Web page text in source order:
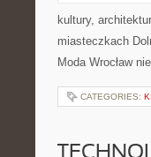
kultury,
miasteczkach
Moda Wrocław
CATEGORIES: